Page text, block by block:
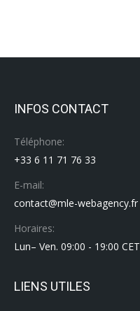
INFOS CONTACT
Téléphone:
+33 6 11 71 76 33
E-mail:
contact@mle-webagency.fr
Horaires:
Lun– Ven. 09:00 - 19:00 CET
LIENS UTILES